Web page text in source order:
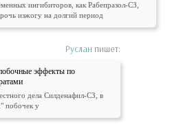
ингибиторов, как Рабепразол-СЗ,
изжогу на долгий период
Руслан пишет:
эффекты по
дела Силденафил-СЗ, в
побочек у